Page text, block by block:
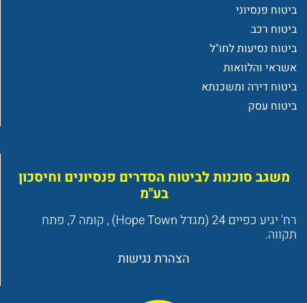
ביטוח פנסיוני
ביטוח רכב
ביטוח נסיעות לחו"ל
אשראי והלוואות
ביטוח דירה ומשכנתא
ביטוח עסק
משגב סוכנות לביטוח הסדרים פנסיונים וחיסכון
בע"מ
רח' יגיע כפיים 24 (מגדל Hope Town) , קומה 7, פתח
תקווה.
הצהרת נגישות